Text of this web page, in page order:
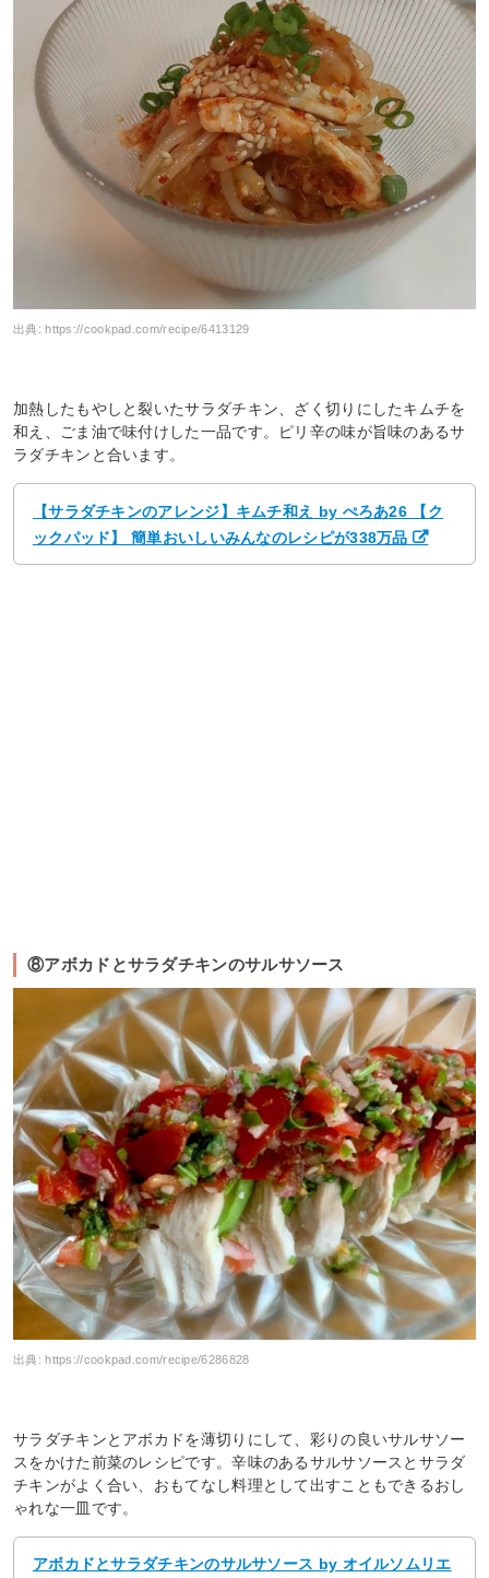
出典:https://cookpad.com/recipe/6413129
加熱したもやしと裂いたサラダチキン、ざく切りにしたキムチを
和え、ごま油で味付けした一品です。ピリ辛の味が旨味のあるサ
ラダチキンと合います。
【サラダチキンのアレンジ】キムチ和え by ぺろあ26 【ク
ックパッド】 簡単おいしいみんなのレシピが338万品
⑧アボカドとサラダチキンのサルサソース
出典:https://cookpad.com/recipe/6286828
サラダチキンとアボカドを薄切りにして、彩りの良いサルサソー
スをかけた前菜のレシピです。辛味のあるサルサソースとサラダ
チキンがよく合い、おもてなし料理として出すこともできるおし
ゃれな一皿です。
アボカドとサラダチキンのサルサソース by オイルソムリエ